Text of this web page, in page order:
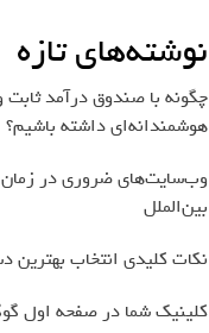
نوشته‌های تازه
چگونه با صندوق درآمد
هوشمندانه‌ای داشته باشیم؟
وب‌سایت‌های ضروری در زمان
بین‌الملل
نکات کلیدی انتخاب بهترین
کلینیک شما در صفحه اول